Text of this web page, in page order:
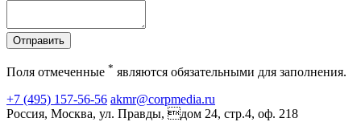
Отправить
Поля отмеченные * являются обязательными для заполнения.
+7 (495) 157-56-56 akmr@corpmedia.ru
Россия, Москва, ул. Правды, дом 24, стр.4, оф. 218